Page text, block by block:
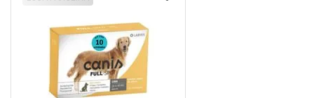
Laboratório
Por Menos